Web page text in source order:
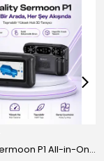
Creality Sermoon P1 All-in-One 3D Tarayıcı